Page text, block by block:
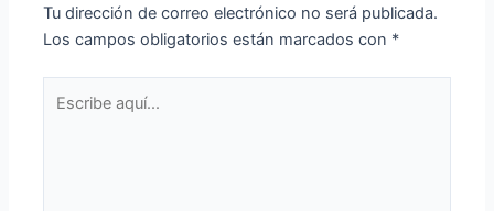
Tu dirección de correo electrónico no será publicada.
Los campos obligatorios están marcados con *
aquí...